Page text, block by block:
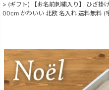
(ギフト) 【お名前刺繍入り】 ひざ掛
00cm かわいい 北欧 名入れ 送料無料 (